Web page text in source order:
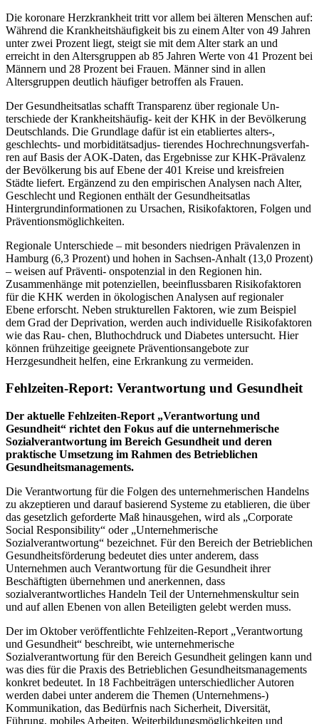
Die koronare Herzkrankheit tritt vor allem bei älteren Menschen auf:
Während die Krankheitshäufigkeit bis zu einem Alter von 49 Jahren
unter zwei Prozent liegt, steigt sie mit dem Alter stark an und
erreicht in den Altersgruppen ab 85 Jahren Werte von 41 Prozent bei
Männern und 28 Prozent bei Frauen. Männer sind in allen
Altersgruppen deutlich häufiger betroffen als Frauen.
Der Gesundheitsatlas schafft Transparenz über regionale Un-
terschiede der Krankheitshäufig- keit der KHK in der Bevölkerung
Deutschlands. Die Grundlage dafür ist ein etabliertes alters-,
geschlechts- und morbiditätsadjus- tierendes Hochrechnungsverfah-
ren auf Basis der AOK-Daten, das Ergebnisse zur KHK-Prävalenz
der Bevölkerung bis auf Ebene der 401 Kreise und kreisfreien
Städte liefert. Ergänzend zu den empirischen Analysen nach Alter,
Geschlecht und Regionen enthält der Gesundheitsatlas
Hintergrundinformationen zu Ursachen, Risikofaktoren, Folgen und
Präventionsmöglichkeiten.
Regionale Unterschiede – mit besonders niedrigen Prävalenzen in
Hamburg (6,3 Prozent) und hohen in Sachsen-Anhalt (13,0 Prozent)
– weisen auf Präventi- onspotenzial in den Regionen hin.
Zusammenhänge mit potenziellen, beeinflussbaren Risikofaktoren
für die KHK werden in ökologischen Analysen auf regionaler
Ebene erforscht. Neben strukturellen Faktoren, wie zum Beispiel
dem Grad der Deprivation, werden auch individuelle Risikofaktoren
wie das Rau- chen, Bluthochdruck und Diabetes untersucht. Hier
können frühzeitige geeignete Präventionsangebote zur
Herzgesundheit helfen, eine Erkrankung zu vermeiden.
Fehlzeiten-Report: Verantwortung und Gesundheit
Der aktuelle Fehlzeiten-Report „Verantwortung und
Gesundheit“ richtet den Fokus auf die unternehmerische
Sozialverantwortung im Bereich Gesundheit und deren
praktische Umsetzung im Rahmen des Betrieblichen
Gesundheitsmanagements.
Die Verantwortung für die Folgen des unternehmerischen Handelns
zu akzeptieren und darauf basierend Systeme zu etablieren, die über
das gesetzlich geforderte Maß hinausgehen, wird als „Corporate
Social Responsibility“ oder „Unternehmerische
Sozialverantwortung“ bezeichnet. Für den Bereich der Betrieblichen
Gesundheitsförderung bedeutet dies unter anderem, dass
Unternehmen auch Verantwortung für die Gesundheit ihrer
Beschäftigten übernehmen und anerkennen, dass
sozialverantwortliches Handeln Teil der Unternehmenskultur sein
und auf allen Ebenen von allen Beteiligten gelebt werden muss.
Der im Oktober veröffentlichte Fehlzeiten-Report „Verantwortung
und Gesundheit“ beschreibt, wie unternehmerische
Sozialverantwortung für den Bereich Gesundheit gelingen kann und
was dies für die Praxis des Betrieblichen Gesundheitsmanagements
konkret bedeutet. In 18 Fachbeiträgen unterschiedlicher Autoren
werden dabei unter anderem die Themen (Unternehmens-)
Kommunikation, das Bedürfnis nach Sicherheit, Diversität,
Führung, mobiles Arbeiten, Weiterbildungsmöglichkeiten und